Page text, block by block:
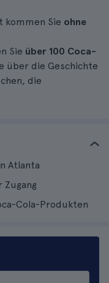
kommen Sie ohne
Sie über 100 Coca-
über die Geschichte
die
Atlanta
Cola-Produkten